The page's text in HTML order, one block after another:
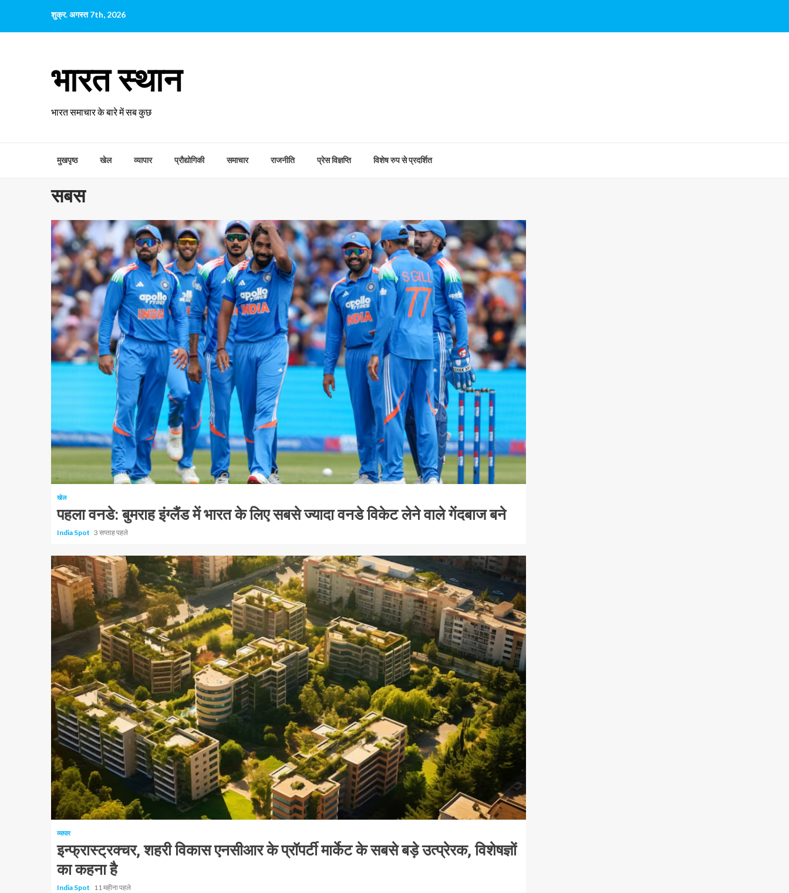
पर
शुक्र. अगस्त 7th, 2026
भारत स्थान
भारत समाचार के बारे में सब कुछ
मुखपृष्ठ खेल व्यापार प्रौद्योगिकी समाचार राजनीति प्रेस विज्ञप्ति विशेष रुप से प्रदर्शित
सबस
1 न्यूनतम पढ़ा
खेल
पहला वनडे: बुमराह इंग्लैंड में भारत के लिए सबसे ज्यादा वनडे विकेट लेने वाले गेंदबाज बने
India Spot 3 सप्ताह पहले
1 न्यूनतम पढ़ा
व्यापार
इन्फ्रास्ट्रक्चर, शहरी विकास एनसीआर के प्रॉपर्टी मार्केट के सबसे बड़े उत्प्रेरक, विशेषज्ञों
का कहना है
India Spot 11 महीना पहले